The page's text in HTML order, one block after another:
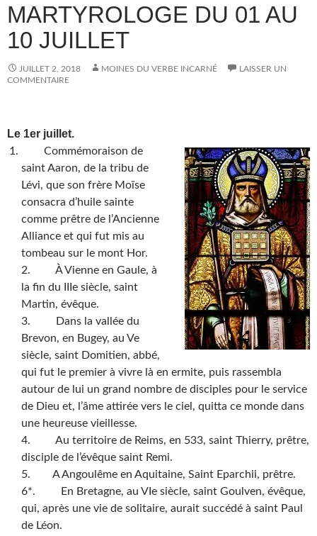
MARTYROLOGE DU 01 AU
10 JUILLET
JUILLET 2, 2018 MOINES DU VERBE INCARNÉ
LAISSER UN
COMMENTAIRE
Le 1er juillet.
Commémoraison de
saint Aaron, de la tribu de
Lévi, que son frère Moïse
consacra d’huile sainte
comme prêtre de l’Ancienne
Alliance et qui fut mis au
tombeau sur le mont Hor.
2. À Vienne en Gaule, à
la fin du IIIe siècle, saint
Martin, évêque.
3. Dans la vallée du
Brevon, en Bugey, au Ve
siècle, saint Domitien, abbé,
qui fut le premier à vivre là en ermite, puis rassembla
autour de lui un grand nombre de disciples pour le service
de Dieu et, l’âme attirée vers le ciel, quitta ce monde dans
une heureuse vieillesse.
4. Au territoire de Reims, en 533, saint Thierry, prêtre,
disciple de l’évêque saint Remi.
5. A Angoulême en Aquitaine, Saint Eparchii, prêtre.
6*. En Bretagne, au VIe siècle, saint Goulven, évêque,
qui, après une vie de solitaire, aurait succédé à saint Paul
de Léon.